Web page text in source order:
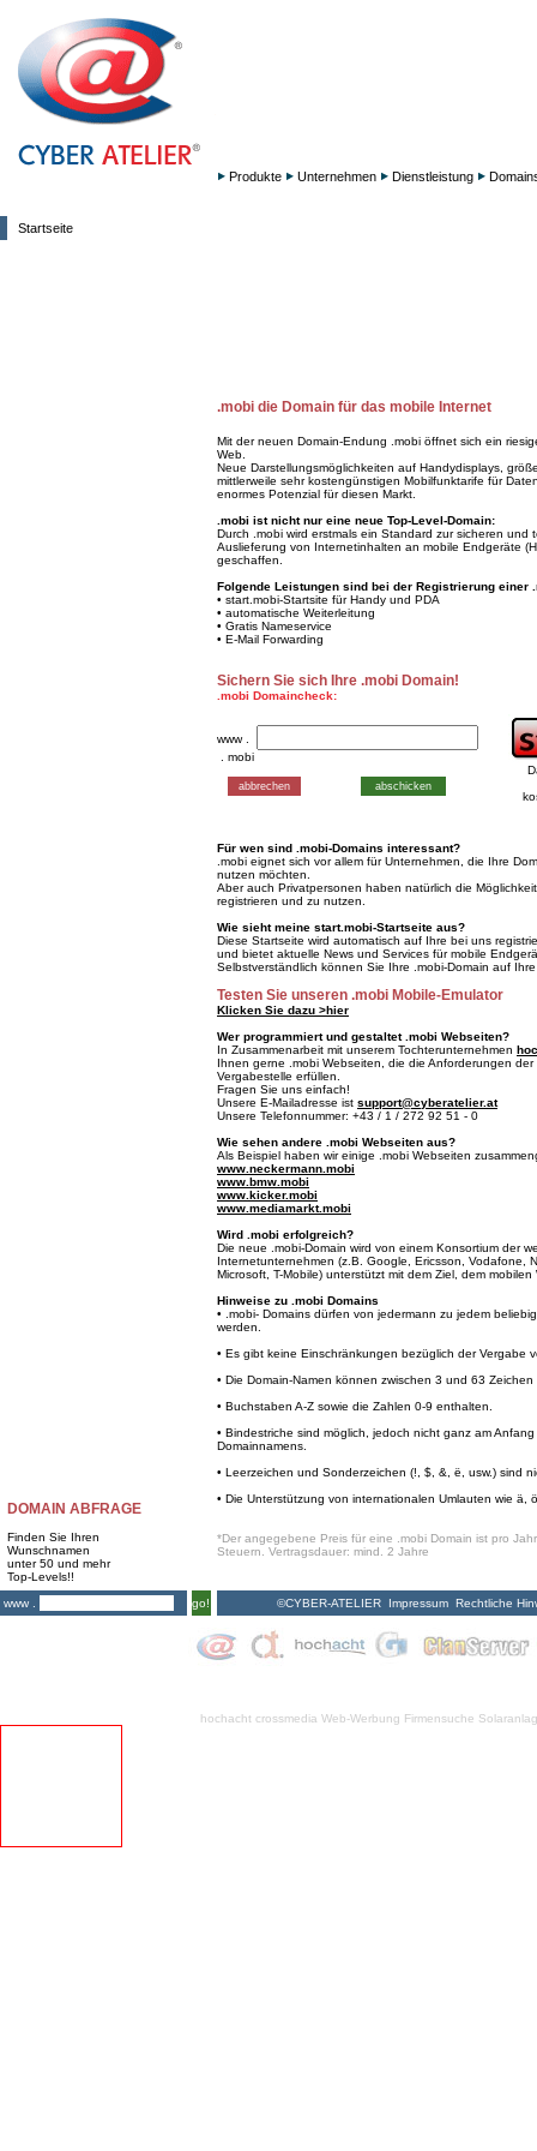
Startseite
DOMAIN ABFRAGE
Finden Sie Ihren
Wunschnamen
unter 50 und mehr
Top-Levels!!
www .
go!
Produkte Unternehmen Dienstleistung
.mobi die Domain für das mobile Internet
Mit der neuen Domain-Endung .mobi öffnet sich ein
Web.
Neue Darstellungsmöglichkeiten auf Handydisplays,
mittlerweile sehr kostengünstigen Mobilfunktarife für
enormes Potenzial für diesen Markt.
.mobi ist nicht nur eine neue Top-Level-Domain:
Durch .mobi wird erstmals ein Standard zur sicheren und
Auslieferung von Internetinhalten an mobile Endgeräte
geschaffen.
Folgende Leistungen sind bei der Registrierung einer
• start.mobi-Startsite für Handy und PDA
• automatische Weiterleitung
• Gratis Nameservice
• E-Mail Forwarding
Sichern Sie sich Ihre .mobi Domain!
.mobi Domaincheck:
www .
. mobi
Für wen sind .mobi-Domains interessant?
.mobi eignet sich vor allem für Unternehmen, die Ihre
nutzen möchten.
Aber auch Privatpersonen haben natürlich die
registrieren und zu nutzen.
Wie sieht meine start.mobi-Startseite aus?
Diese Startseite wird automatisch auf Ihre bei uns
und bietet aktuelle News und Services für mobile
Selbstverständlich können Sie Ihre .mobi-Domain auf
Testen Sie unseren .mobi Mobile-Emulator
Klicken Sie dazu >hier
Wer programmiert und gestaltet .mobi Webseiten?
In Zusammenarbeit mit unserem Tochterunternehmen
Ihnen gerne .mobi Webseiten, die die Anforderungen
Vergabestelle erfüllen.
Fragen Sie uns einfach!
Unsere E-Mailadresse ist support@cyberatelier.at
Unsere Telefonnummer: +43 / 1 / 272 92 51 - 0
Wie sehen andere .mobi Webseiten aus?
Als Beispiel haben wir einige .mobi Webseiten
www.neckermann.mobi
www.bmw.mobi
www.kicker.mobi
www.mediamarkt.mobi
Wird .mobi erfolgreich?
Die neue .mobi-Domain wird von einem Konsortium der
Internetunternehmen (z.B. Google, Ericsson, Vodafone,
Microsoft, T-Mobile) unterstützt mit dem Ziel, dem
Hinweise zu .mobi Domains
• .mobi- Domains dürfen von jedermann zu jedem
werden.
• Es gibt keine Einschränkungen bezüglich der Vergabe
• Die Domain-Namen können zwischen 3 und 63
• Buchstaben A-Z sowie die Zahlen 0-9 enthalten.
• Bindestriche sind möglich, jedoch nicht ganz am
Domainnamens.
• Leerzeichen und Sonderzeichen (!, $, &, ë, usw.) sind
• Die Unterstützung von internationalen Umlauten wie ä,
*Der angegebene Preis für eine .mobi Domain ist pro
Steuern. Vertragsdauer: mind. 2 Jahre
©CYBER-ATELIER Impressum Rechtliche
hochacht crossmedia Web-Werbung Firmensuche